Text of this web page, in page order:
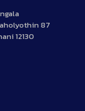
87
12130